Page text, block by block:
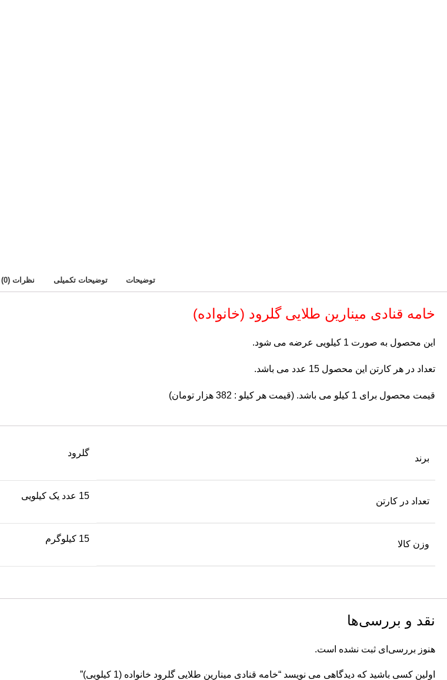
توضیحات توضیحات تکمیلی نظرات (0)
خامه قنادی مینارین طلایی گلرود (خانواده)
این محصول به صورت 1 کیلویی عرضه می شود.
تعداد در هر کارتن این محصول 15 عدد می باشد.
قیمت محصول برای 1 کیلو می باشد. (قیمت هر کیلو : 382 هزار تومان)
برند
گلرود
تعداد در کارتن
15 عدد یک کیلویی
وزن کالا
15 کیلوگرم
نقد و بررسی‌ها
هنوز بررسی‌ای ثبت نشده است.
اولین کسی باشید که دیدگاهی می نویسد “خامه قنادی مینارین طلایی گلرود خانواده (1 کیلویی)”